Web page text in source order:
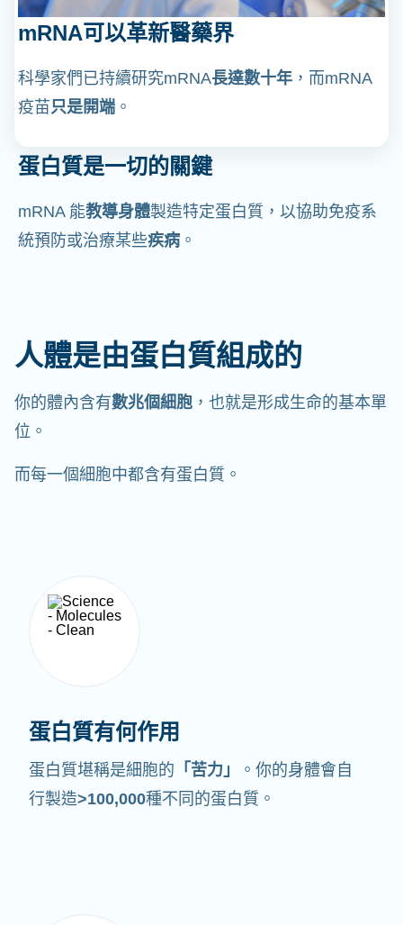
mRNA可以革新醫藥界
科學家們已持續研究mRNA長達數十年 ，而mRNA
疫苗只是開端 。
蛋白質是一切的關鍵
mRNA 能教導身體製造特定蛋白質，以協助免疫系
統預防或治療某些疾病 。
人體是由蛋白質組成的
你的體內含有數兆個細胞 ，也就是形成生命的基本單
位。
而每一個細胞中都含有蛋白質。
蛋白質有何作用
蛋白質堪稱是細胞的 「苦力」
。你的身體會自
行製造>100,000種不同的蛋白質。